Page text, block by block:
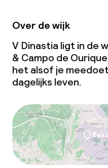
Over de wijk
V Dinastia ligt in de
& Campo de
het alsof je
dagelijks leven.